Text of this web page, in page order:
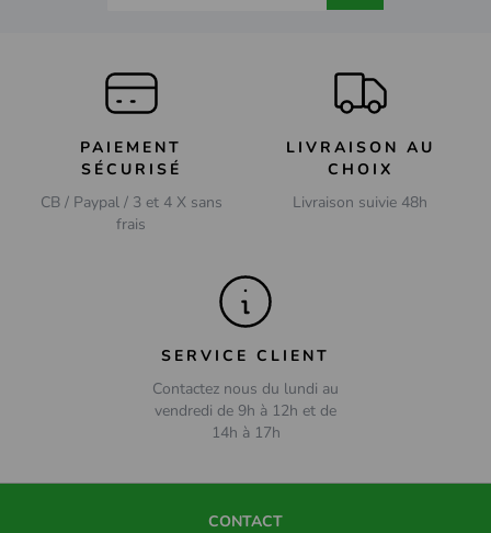
PAIEMENT
SÉCURISÉ
CB / Paypal / 3 et 4 X sans
frais
LIVRAISON AU
CHOIX
Livraison suivie 48h
SERVICE CLIENT
Contactez nous du lundi au
vendredi de 9h à 12h et de
14h à 17h
CONTACT